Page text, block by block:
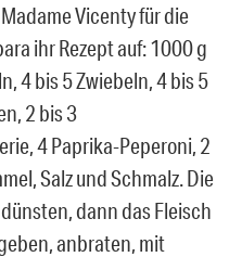
Vicenty für die
ihr Rezept auf: 1000 g
4 bis 5 Zwiebeln, 4 bis 5
2 bis 3
4 Paprika-Peperoni, 2
Salz und Schmalz. Die
dann das Fleisch
anbraten, mit